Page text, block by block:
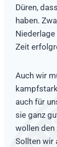
Düren,
haben.
Zeit
Auch wir
auch für
sie ganz
wollen den
Sollten wir